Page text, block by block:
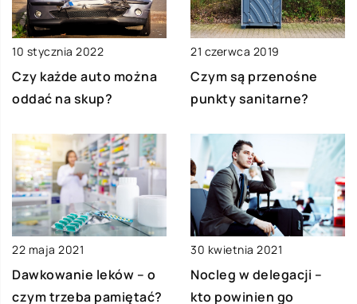
10 stycznia 2022
Czy każde auto można
oddać na skup?
21 czerwca 2019
Czym są przenośne
punkty sanitarne?
22 maja 2021
Dawkowanie leków – o
czym trzeba pamiętać?
30 kwietnia 2021
Nocleg w delegacji –
kto powinien go